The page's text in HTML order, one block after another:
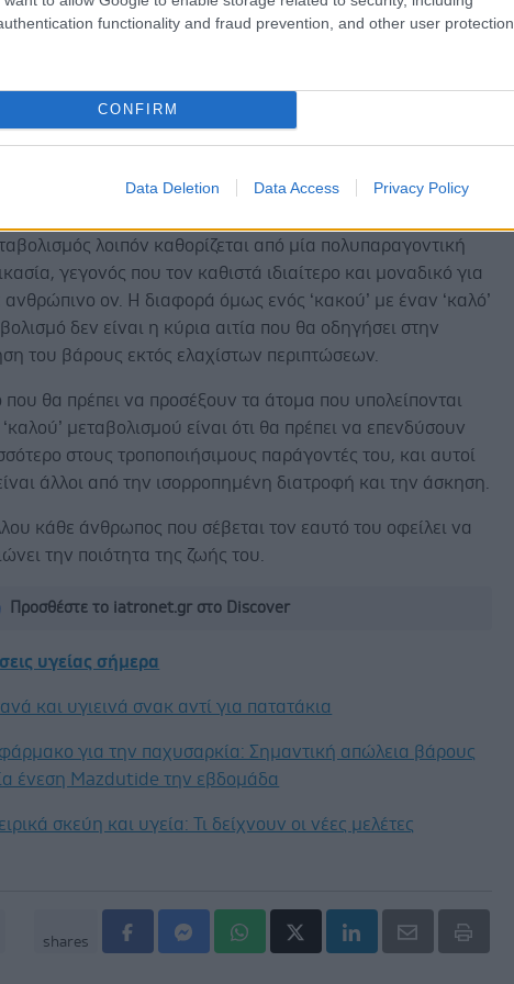
functionality and fraud prevention, and other user protection.
CONFIRM
Data Deletion Data Access Privacy Policy
τον μεταβολισμό. Η εύρυθμη λειτουργία του
διαστημάτων αποχής από την πρόσληψη τροφής.
τέτοιας ‘απορρύθμισης’ του μεταβολισμού αποτελεί
της τροφής κατευθείαν στο μεσημεριανό.
λοιπόν καθορίζεται από μία πολυπαραγοντική
γεγονός που τον καθιστά ιδιαίτερο και μοναδικό για
ανθρώπινο ον. Η διαφορά όμως ενός ‘κακού’ με έναν ‘καλό’
δεν είναι η κύρια αιτία που θα οδηγήσει στην
του βάρους εκτός ελαχίστων περιπτώσεων.
που θα πρέπει να προσέξουν τα άτομα που υπολείπονται
‘καλού’ μεταβολισμού είναι ότι θα πρέπει να επενδύσουν
στους τροποποιήσιμους παράγοντές του, και αυτοί
άλλοι από την ισορροπημένη διατροφή και την άσκηση.
κάθε άνθρωπος που σέβεται τον εαυτό του οφείλει να
την ποιότητα της ζωής του.
Προσθέστε το iatronet.gr στο Discover
υγείας σήμερα
και υγιεινά σνακ αντί για πατατάκια
για την παχυσαρκία: Σημαντική απώλεια βάρους
ένεση Mazdutide την εβδομάδα
σκεύη και υγεία: Τι δείχνουν οι νέες μελέτες
shares